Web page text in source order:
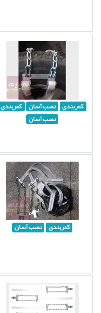
کمربندی نصب آسان کمربندی
نصب آسان
کمربندی نصب آسان